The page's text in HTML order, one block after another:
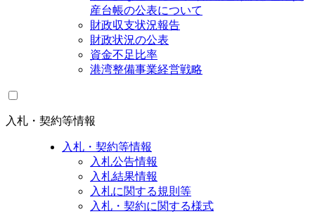
産台帳の公表について
財政収支状況報告
財政状況の公表
資金不足比率
港湾整備事業経営戦略
入札・契約等情報
入札・契約等情報
入札公告情報
入札結果情報
入札に関する規則等
入札・契約に関する様式